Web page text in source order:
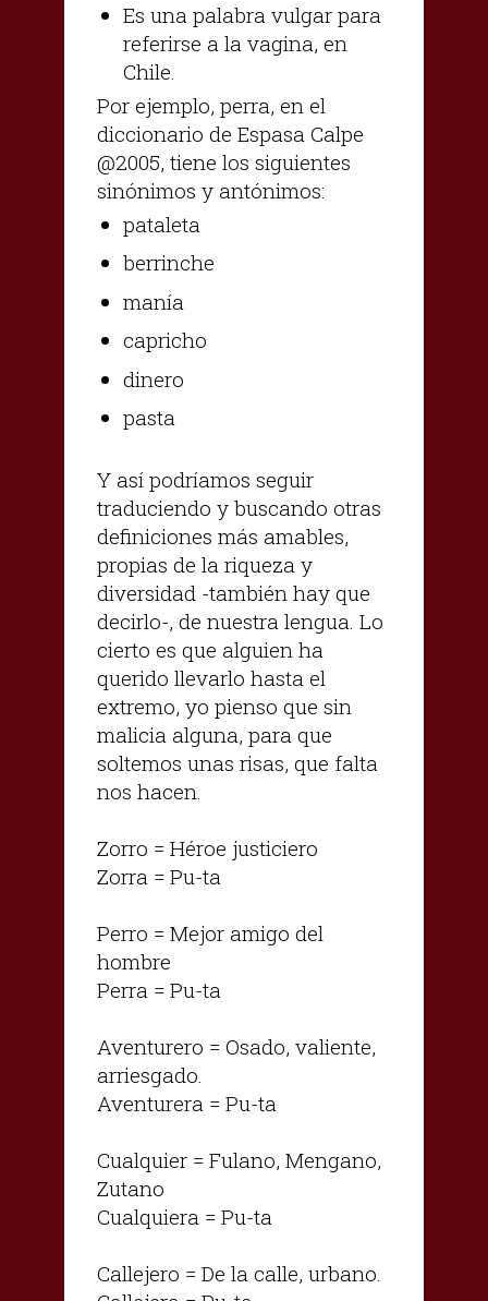
Es una palabra vulgar para
referirse a la vagina, en
Chile.
Por ejemplo, perra, en el
diccionario de Espasa Calpe
@2005, tiene los siguientes
sinónimos y antónimos:
pataleta
berrinche
manía
capricho
dinero
pasta
Y así podríamos seguir
traduciendo y buscando otras
definiciones más amables,
propias de la riqueza y
diversidad -también hay que
decirlo-, de nuestra lengua. Lo
cierto es que alguien ha
querido llevarlo hasta el
extremo, yo pienso que sin
malicia alguna, para que
soltemos unas risas, que falta
nos hacen.
Zorro = Héroe justiciero
Zorra = Pu-ta
Perro = Mejor amigo del
hombre
Perra = Pu-ta
Aventurero = Osado, valiente,
arriesgado.
Aventurera = Pu-ta
Cualquier = Fulano, Mengano,
Zutano
Cualquiera = Pu-ta
Callejero = De la calle, urbano.